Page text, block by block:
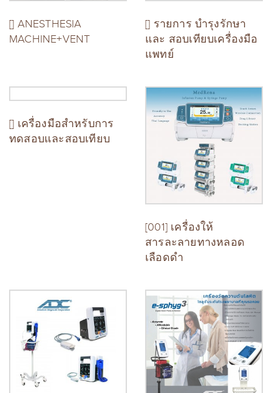
[] ANESTHESIA
MACHINE+VENT
[] รายการ บำรุงรักษา
และ สอบเทียบเครื่องมือ
แพทย์
[] เครื่องมือสำหรับการ
ทดสอบและสอบเทียบ
[001] เครื่องให้
สารละลายทางหลอด
เลือดดำ